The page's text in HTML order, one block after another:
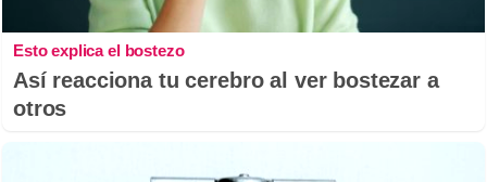
Esto explica el bostezo
Así reacciona tu cerebro al ver bostezar a
otros